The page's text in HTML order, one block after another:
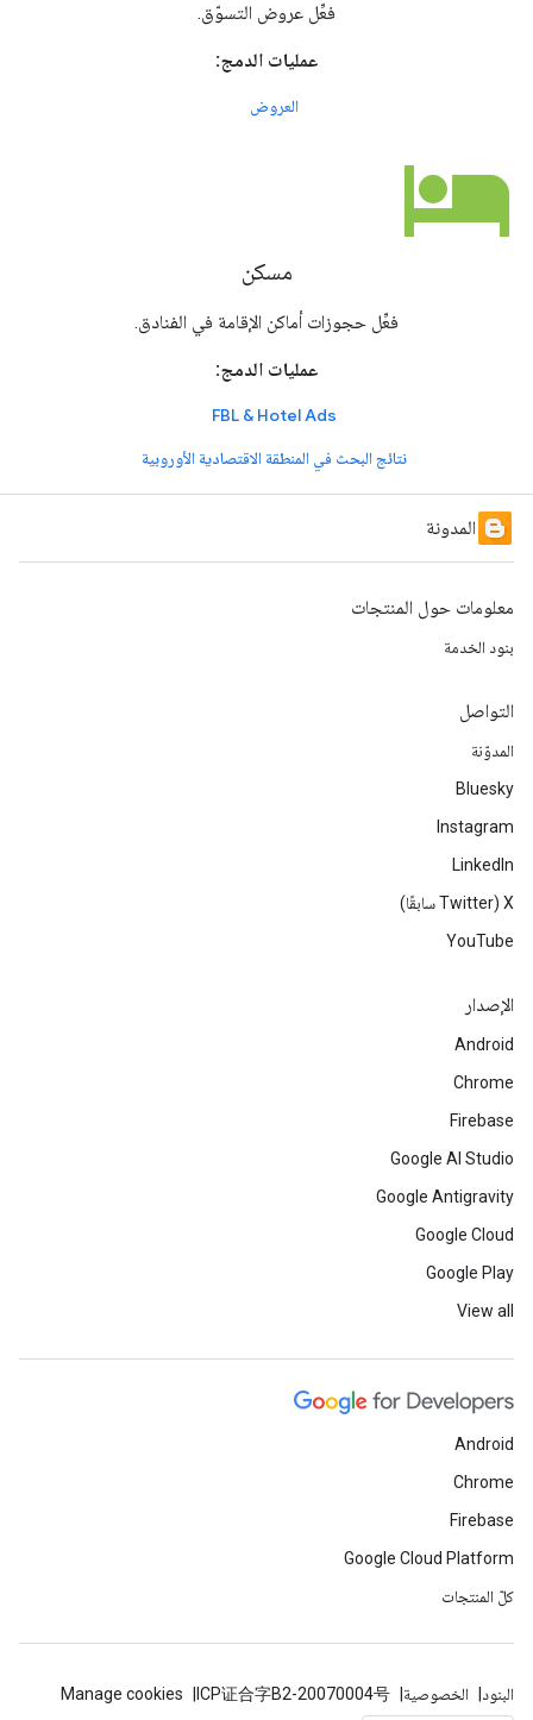
فعِّل عروض التسوّق.
عمليات الدمج:
العروض
hotel
مسكن
فعِّل حجوزات أماكن الإقامة في الفنادق.
عمليات الدمج:
FBL & Hotel Ads
نتائج البحث في المنطقة الاقتصادية الأوروبية
المدونة
معلومات حول المنتجات
بنود الخدمة
التواصل
المدوّنة
Bluesky
Instagram
LinkedIn
‫X ‏(Twitter سابقًا)
YouTube
الإصدار
Android
Chrome
Firebase
Google AI Studio
Google Antigravity
Google Cloud
Google Play
View all
Android
Chrome
Firebase
Google Cloud Platform
كلّ المنتجات
البنود الخصوصية ICP证合字B2-20070004号
Manage cookies